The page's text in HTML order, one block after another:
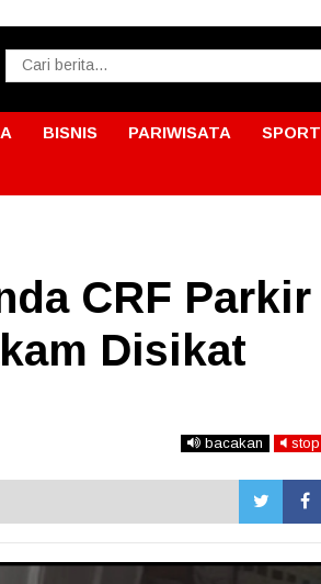
BISNIS PARIWISATA SPORT
CRF Parkir
Disikat
bacakan stop